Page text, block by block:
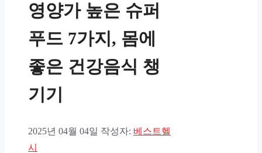
영양가 높은 슈퍼
푸드 7가지, 몸에
좋은 건강음식 챙
기기
2025년 04월 04일 작성자: 베스트헬
시